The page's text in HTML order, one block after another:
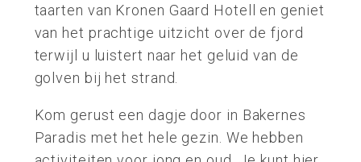
taarten van Kronen Gaard Hotell en geniet
van het prachtige uitzicht over de fjord
terwijl u luistert naar het geluid van de
golven bij het strand.
Kom gerust een dagje door in Bakernes
Paradis met het hele gezin. We hebben